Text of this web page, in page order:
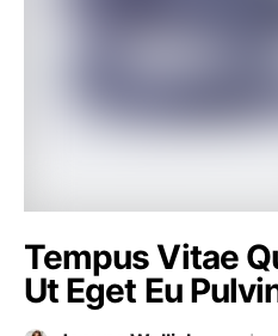
Tempus Vitae
Ut Eget Eu